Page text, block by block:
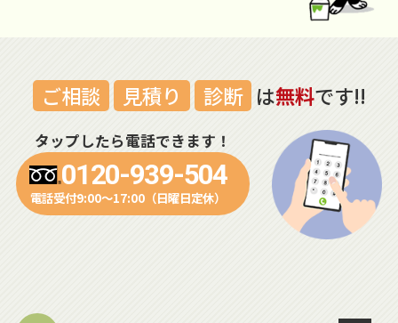
ご相談 見積り 診断 は無料です!!
タップしたら電話できます！
0120-939-504
電話受付9:00～17:00（日曜日定休）